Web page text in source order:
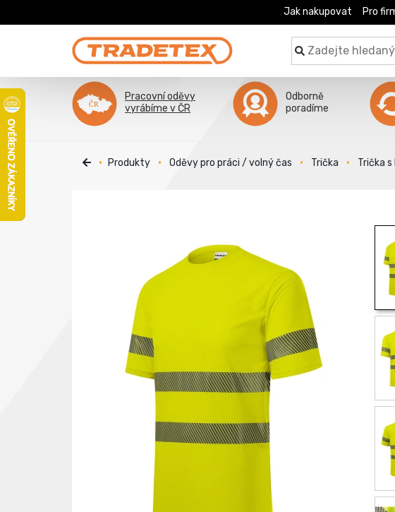
Jak nakupovat Pro
Pracovní oděvy
vyrábíme v ČR
Odborně
poradíme
Produkty Oděvy pro práci / volný čas Trička Trička